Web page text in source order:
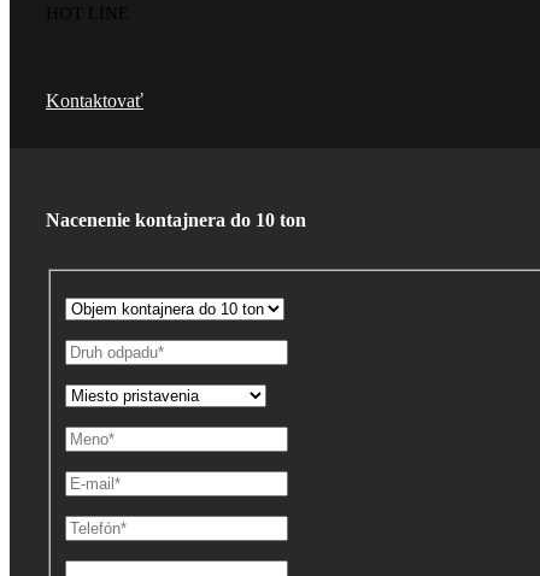
HOT LINE
Kontaktovať
Nacenenie kontajnera do 10 ton